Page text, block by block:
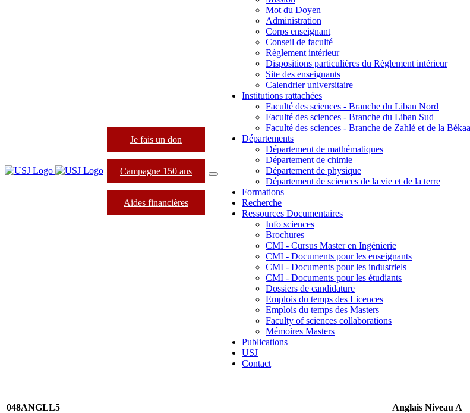
Je fais un don
Campagne 150 ans
Aides financières
Mot du Doyen
Administration
Corps enseignant
Conseil de faculté
Règlement intérieur
Dispositions particulières du Règlement intérieur
Site des enseignants
Calendrier universitaire
Institutions rattachées
Faculté des sciences - Branche du Liban Nord
Faculté des sciences - Branche du Liban Sud
Faculté des sciences - Branche de Zahlé et de la Békaa
Départements
Département de mathématiques
Département de chimie
Département de physique
Département de sciences de la vie et de la terre
Formations
Recherche
Ressources Documentaires
Info sciences
Brochures
CMI - Cursus Master en Ingénierie
CMI - Documents pour les enseignants
CMI - Documents pour les industriels
CMI - Documents pour les étudiants
Dossiers de candidature
Emplois du temps des Licences
Emplois du temps des Masters
Faculty of sciences collaborations
Mémoires Masters
Publications
USJ
Contact
048ANGLL5 Anglais Niveau A